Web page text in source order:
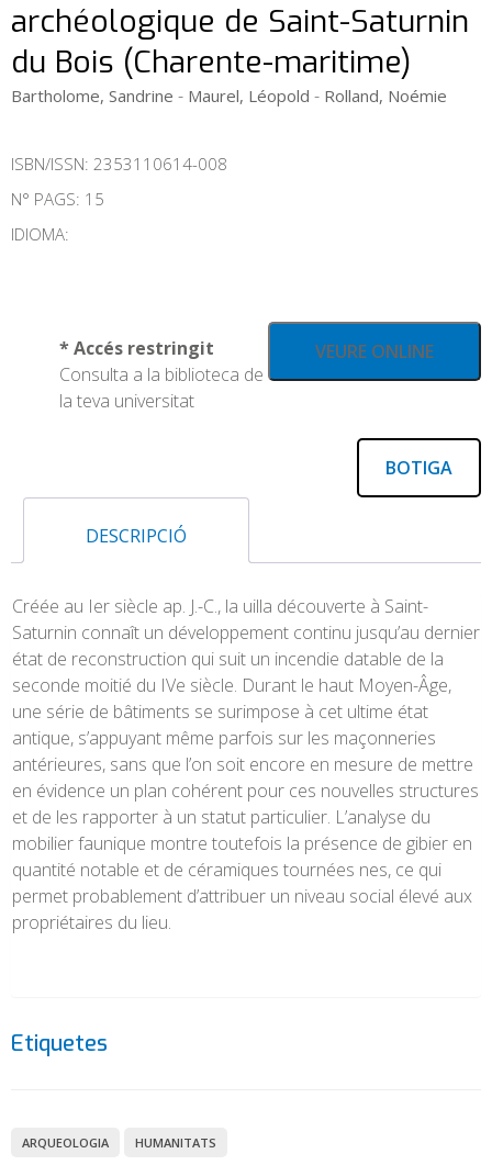
archéologique de Saint-Saturnin
du Bois (Charente-maritime)
Bartholome, Sandrine - Maurel, Léopold - Rolland, Noémie
ISBN/ISSN: 2353110614-008
N° PAGS: 15
IDIOMA:
VEURE ONLINE
* Accés restringit
Consulta a la biblioteca de
la teva universitat
BOTIGA
DESCRIPCIÓ
Créée au Ier siècle ap. J.-C., la uilla découverte à Saint-
Saturnin connaît un développement continu jusqu’au dernier
état de reconstruction qui suit un incendie datable de la
seconde moitié du IVe siècle. Durant le haut Moyen-Âge,
une série de bâtiments se surimpose à cet ultime état
antique, s’appuyant même parfois sur les maçonneries
antérieures, sans que l’on soit encore en mesure de mettre
en évidence un plan cohérent pour ces nouvelles structures
et de les rapporter à un statut particulier. L’analyse du
mobilier faunique montre toutefois la présence de gibier en
quantité notable et de céramiques tournées nes, ce qui
permet probablement d’attribuer un niveau social élevé aux
propriétaires du lieu.
Etiquetes
ARQUEOLOGIA HUMANITATS